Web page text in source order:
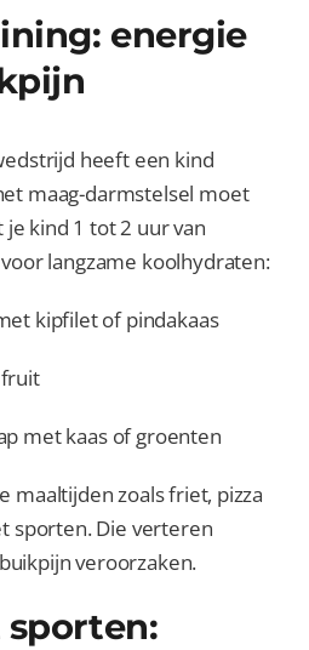
energie
heeft een kind
maag-darmstelsel moet
je kind 1 tot 2 uur van
langzame koolhydraten:
kipfilet of pindakaas
met kaas of groenten
maaltijden zoals friet, pizza
sporten. Die verteren
veroorzaken.
sporten: